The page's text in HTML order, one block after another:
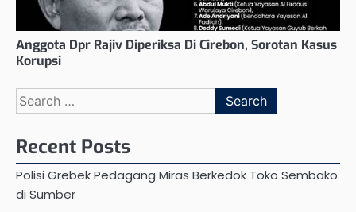
Anggota Dpr Rajiv Diperiksa Di Cirebon, Sorotan Kasus
Korupsi
Search
for:
Recent Posts
Polisi Grebek Pedagang Miras Berkedok Toko Sembako
di Sumber